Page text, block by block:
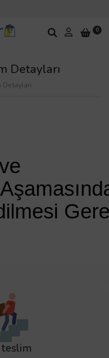
0
Detayları
teslim